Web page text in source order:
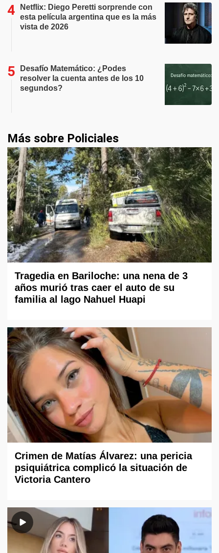
Netflix: Diego Peretti sorprende con
esta película argentina que es la más
vista de 2026
Desafío Matemático: ¿Podes
resolver la cuenta antes de los 10
segundos?
Más sobre Policiales
Tragedia en Bariloche: una nena de 3
años murió tras caer el auto de su
familia al lago Nahuel Huapi
Crimen de Matías Álvarez: una pericia
psiquiátrica complicó la situación de
Victoria Cantero